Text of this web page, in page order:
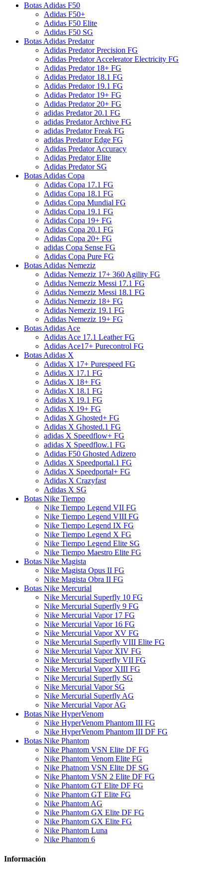
Botas Adidas F50
Adidas F50+
Adidas F50 Elite
Adidas F50 SG
Botas Adidas Predator
Adidas Predator Precision FG
Adidas Predator Accelerator Electricity FG
Adidas Predator 18+ FG
Adidas Predator 18.1 FG
Adidas Predator 19.1 FG
Adidas Predator 19+ FG
Adidas Predator 20+ FG
adidas Predator 20.1 FG
adidas Predator Archive FG
adidas Predator Freak FG
adidas Predator Edge FG
Adidas Predator Accuracy
Adidas Predator Elite
Adidas Predator SG
Botas Adidas Copa
Adidas Copa 17.1 FG
Adidas Copa 18.1 FG
Adidas Copa Mundial FG
Adidas Copa 19.1 FG
Adidas Copa 19+ FG
Adidas Copa 20.1 FG
Adidas Copa 20+ FG
adidas Copa Sense FG
Adidas Copa Pure FG
Botas Adidas Nemeziz
Adidas Nemeziz 17+ 360 Agility FG
Adidas Nemeziz Messi 17.1 FG
Adidas Nemeziz Messi 18.1 FG
Adidas Nemeziz 18+ FG
Adidas Nemeziz 19.1 FG
Adidas Nemeziz 19+ FG
Botas Adidas Ace
Adidas Ace 17.1 Leather FG
Adidas Ace17+ Purecontrol FG
Botas Adidas X
Adidas X 17+ Purespeed FG
Adidas X 17.1 FG
Adidas X 18+ FG
Adidas X 18.1 FG
Adidas X 19.1 FG
Adidas X 19+ FG
Adidas X Ghosted+ FG
Adidas X Ghosted.1 FG
adidas X Speedflow+ FG
adidas X Speedflow.1 FG
Adidas F50 Ghosted Adizero
Adidas X Speedportal.1 FG
Adidas X Speedportal+ FG
Adidas X Crazyfast
Adidas X SG
Botas Nike Tiempo
Nike Tiempo Legend VII FG
Nike Tiempo Legend VIII FG
Nike Tiempo Legend IX FG
Nike Tiempo Legend X FG
Nike Tiempo Legend Elite SG
Nike Tiempo Maestro Elite FG
Botas Nike Magista
Nike Magista Opus II FG
Nike Magista Obra II FG
Botas Nike Mercurial
Nike Mercurial Superfly 10 FG
Nike Mercurial Superfly 9 FG
Nike Mercurial Vapor 17 FG
Nike Mercurial Vapor 16 FG
Nike Mercurial Vapor XV FG
Nike Mercurial Superfly VIII Elite FG
Nike Mercurial Vapor XIV FG
Nike Mercurial Superfly VII FG
Nike Mercurial Vapor XIII FG
Nike Mercurial Superfly SG
Nike Mercurial Vapor SG
Nike Mercurial Superfly AG
Nike Mercurial Vapor AG
Botas Nike HyperVenom
Nike HyperVenom Phantom III FG
Nike HyperVenom Phantom III DF FG
Botas Nike Phantom
Nike Phantom VSN Elite DF FG
Nike Phantom Venom Elite FG
Nike Phatnom VSN Elite DF SG
Nike Phantom VSN 2 Elite DF FG
Nike Phantom GT Elite DF FG
Nike Phantom GT Elite FG
Nike Phantom AG
Nike Phantom GX Elite DF FG
Nike Phantom GX Elite FG
Nike Phantom Luna
Nike Phantom 6
Información